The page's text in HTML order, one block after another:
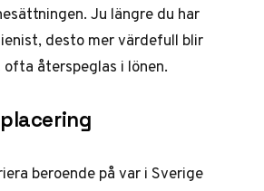
Ju längre du har
desto mer värdefull blir
återspeglas i lönen.
beroende på var i Sverige